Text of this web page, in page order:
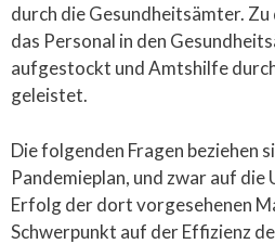
durch die Gesundheitsämter.
das Personal in den
aufgestockt und Amtshilfe
geleistet.
Die folgenden Fragen beziehen
Pandemieplan, und zwar auf die
Erfolg der dort vorgesehenen
Schwerpunkt auf der Effizienz